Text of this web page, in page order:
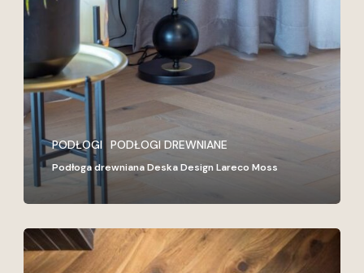
Deska
Moss
PODŁOGI PODŁOGI DREWNIANE
Podłoga drewniana Deska Design Lareco Moss
Podłoga
drewniana